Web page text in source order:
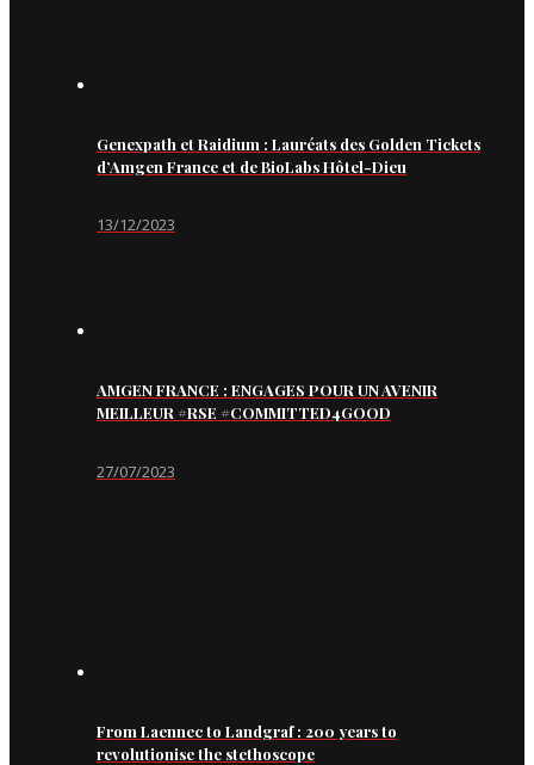
Genexpath et Raidium : Lauréats des Golden Tickets
d’Amgen France et de BioLabs Hôtel-Dieu
13/12/2023
AMGEN FRANCE : ENGAGES POUR UN AVENIR
MEILLEUR #RSE #COMMITTED4GOOD
27/07/2023
From Laennec to Landgraf : 200 years to
revolutionise the stethoscope